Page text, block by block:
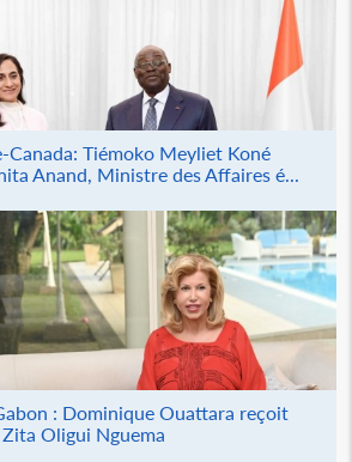
Canada: Tiémoko Meyliet Koné
Anand, Ministre des Affaires é...
: Dominique Ouattara reçoit
Zita Oligui Nguema